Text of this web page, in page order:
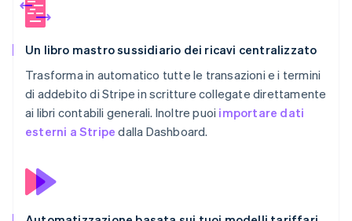
Un libro mastro sussidiario dei ricavi centralizzato
Trasforma in automatico tutte le transazioni e i termini
di addebito di Stripe in scritture collegate direttamente
ai libri contabili generali. Inoltre puoi importare dati
esterni a Stripe dalla Dashboard.